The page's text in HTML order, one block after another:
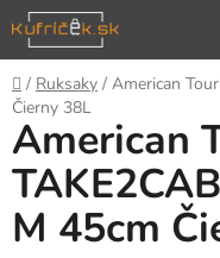
Prejsť
na
obsah
Domov
/ Ruksaky / American
Čierny 38L
American
M 45cm